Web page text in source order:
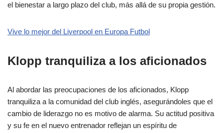
el bienestar a largo plazo del club, más allá de su propia gestión.
Vive lo mejor del Liverpool en Europa Futbol
Klopp tranquiliza a los aficionados
Al abordar las preocupaciones de los aficionados, Klopp
tranquiliza a la comunidad del club inglés, asegurándoles que el
cambio de liderazgo no es motivo de alarma. Su actitud positiva
y su fe en el nuevo entrenador reflejan un espíritu de